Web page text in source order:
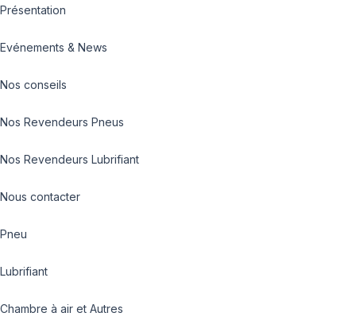
Présentation
Evénements & News
Nos conseils
Nos Revendeurs Pneus
Nos Revendeurs Lubrifiant
Nous contacter
Pneu
Lubrifiant
Chambre à air et Autres